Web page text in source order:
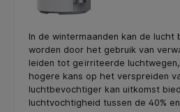
In de wintermaanden kan de lucht
worden door het gebruik van
leiden tot geïrriteerde
hogere kans op het verspreiden
luchtbevochtiger kan uitkomst
luchtvochtigheid tussen de 40%